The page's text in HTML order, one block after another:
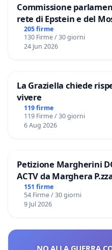
Commissione
rete di Epstein e del
Files
205 firme
130 Firme / 30 giorni
24 Jun 2026
La Graziella chiede
vivere
119 firme
119 Firme / 30 giorni
6 Aug 2026
Petizione Margherini
ACTV da Marghera
Marco Polo tariffa a €
151 firme
54 Firme / 30 giorni
9 Jul 2026